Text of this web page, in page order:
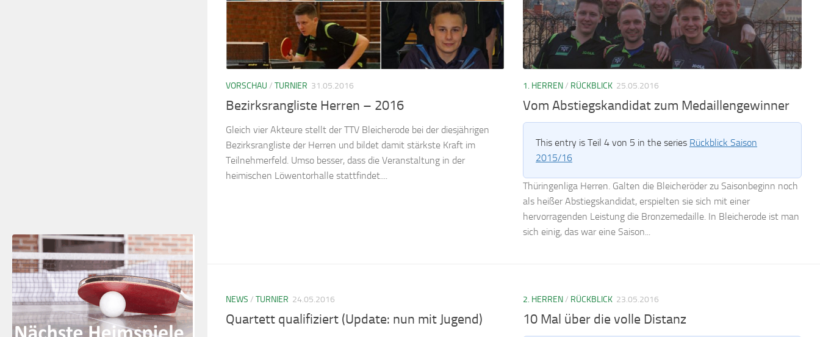
VORSCHAU / TURNIER 31.05.2016
Bezirksrangliste Herren – 2016
Gleich vier Akteure stellt der TTV Bleicherode bei der diesjährigen
Bezirksrangliste der Herren und bildet damit stärkste Kraft im
Teilnehmerfeld. Umso besser, dass die Veranstaltung in der
heimischen Löwentorhalle stattfindet....
1. HERREN/ RÜCKBLICK 25.05.2016
Vom Abstiegskandidat zum Medaillengewinner
This entry is Teil 4 von 5 in the series Rückblick Saison
2015/16
Thüringenliga Herren. Galten die Bleicheröder zu Saisonbeginn noch
als heißer Abstiegskandidat, erspielten sie sich mit einer
hervorragenden Leistung die Bronzemedaille. In Bleicherode ist man
sich einig, das war eine Saison...
NEWS / TURNIER 24.05.2016
Quartett qualifiziert (Update: nun mit Jugend)
2. HERREN/ RÜCKBLICK 23.05.2016
10 Mal über die volle Distanz